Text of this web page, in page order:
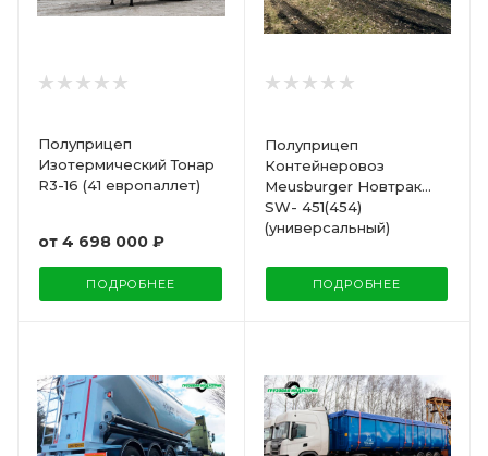
Полуприцеп
Изотермический Тонар
R3-16 (41 европаллет)
от 4 698 000 ₽
ПОДРОБНЕЕ
Полуприцеп
Контейнеровоз
Meusburger Новтрак
SW- 451(454)
(универсальный)
ПОДРОБНЕЕ